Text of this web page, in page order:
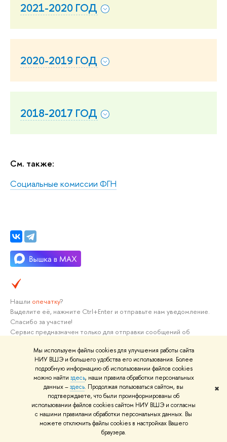
Мы используем файлы cookies для улучшения работы сайта
НИУ ВШЭ и большего удобства его использования. Более
подробную информацию об использовании файлов cookies
можно найти здесь, наши правила обработки персональных
данных –здесь. Продолжая пользоваться сайтом, вы
подтверждаете, что были проинформированы об
использовании файлов cookies сайтом НИУ ВШЭ и согласны
с нашими правилами обработки персональных данных. Вы
можете отключить файлы cookies в настройках Вашего
браузера.
✖
2021-2020 ГОД
2020-2019 ГОД
2018-2017 ГОД
См. также:
Социальные комиссии ФГН
Нашли опечатку?
Выделите её, нажмите Ctrl+Enter и отправьте нам уведомление.
Спасибо за участие!
Сервис предназначен только для отправки сообщений об
О ВЫШКЕ
Цифры и факты
Руководство и структура
Устойчивое развитие в НИУ ВШЭ